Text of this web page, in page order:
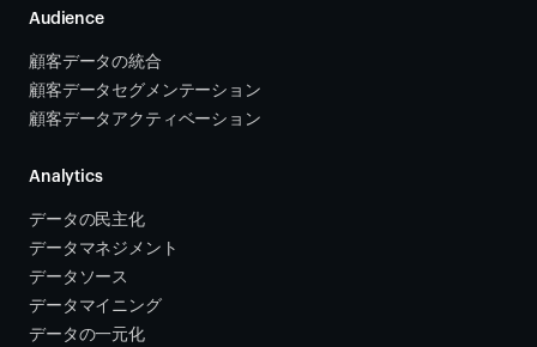
Audience
顧客データの統合
顧客データセグメンテーション
顧客データアクティベーション
Analytics
データの民主化
データマネジメント
データソース
データマイニング
データの一元化